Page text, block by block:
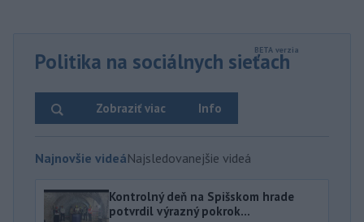
Politika na sociálnych sieťach
Info
Zobraziť viac
Najnovšie videáNajsledovanejšie videá
Kontrolný deň na Spišskom hrade
potvrdil výrazný pokrok...